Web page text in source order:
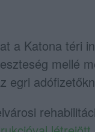
a Katona téri
mellé
egri